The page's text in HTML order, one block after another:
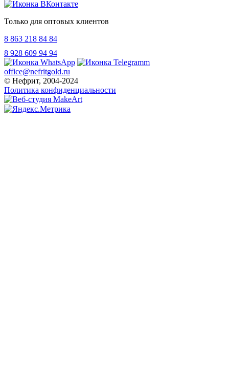
Только для оптовых клиентов
8 863 218 84 84
8 928 609 94 94
office@nefritgold.ru
© Нефрит, 2004-2024
Политика конфиденциальности